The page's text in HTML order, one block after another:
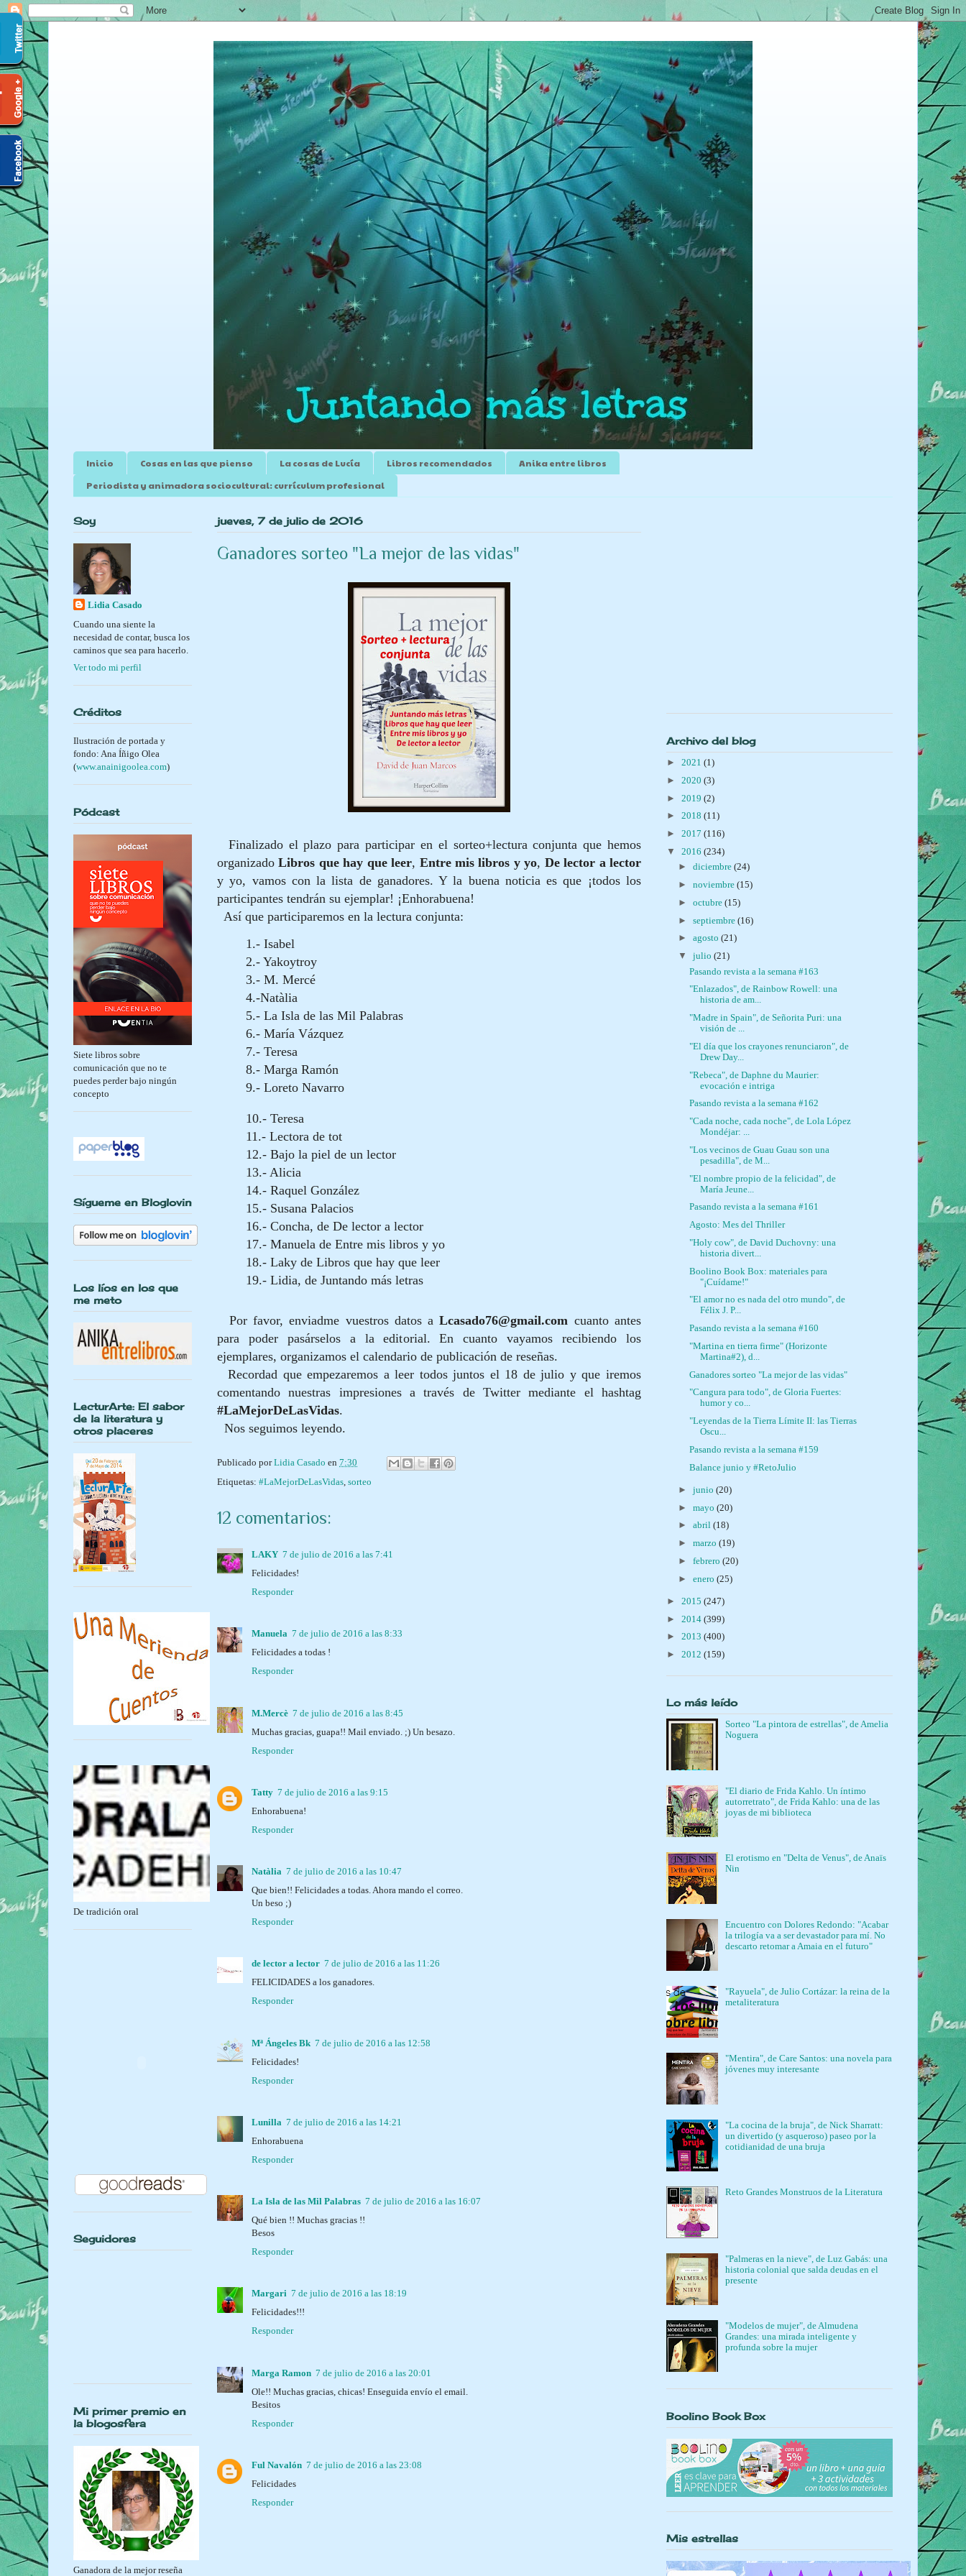
Inicio Cosas en las que pienso La cosas de Lucía Libros recomendados
Anika entre libros
Periodista y animadora sociocultural: currículum profesional
jueves, 7 de julio de 2016
Ganadores sorteo "La mejor de las vidas"
Finalizado el plazo para participar en el sorteo+lectura conjunta que hemos
organizadoLibros que hay que leer, Entre mis libros y yo, De lector a lector
y yo, vamos con la lista de ganadores. Y la buena noticia es que ¡todos los
participantes tendrán su ejemplar! ¡Enhorabuena!
Así que participaremos en la lectura conjunta:
1.- Isabel
2.- Yakoytroy
3.- M. Mercé
4.-Natàlia
5.- La Isla de las Mil Palabras
6.- María Vázquez
7.- Teresa
8.- Marga Ramón
9.- Loreto Navarro
10.- Teresa
11.- Lectora de tot
12.- Bajo la piel de un lector
13.- Alicia
14.- Raquel González
15.- Susana Palacios
16.- Concha, de De lector a lector
17.- Manuela de Entre mis libros y yo
18.- Laky de Libros que hay que leer
19.- Lidia, de Juntando más letras
Por favor, enviadme vuestros datos aLcasado76@gmail.com cuanto antes
para poder pasárselos a la editorial. En cuanto vayamos recibiendo los
ejemplares, organizamos el calendario de publicación de reseñas.
Recordad que empezaremos a leer todos juntos el 18 de julio y que iremos
comentando nuestras impresiones a través de Twitter mediante el hashtag
#LaMejorDeLasVidas.
Nos seguimos leyendo.
Publicado porLidia Casado en 7:30
Etiquetas: #LaMejorDeLasVidas, sorteo
12 comentarios:
LAKY 7 de julio de 2016 a las 7:41
Felicidades!
Responder
Manuela 7 de julio de 2016 a las 8:33
Felicidades a todas !
Responder
M.Mercè 7 de julio de 2016 a las 8:45
Muchas gracias, guapa!! Mail enviado. ;) Un besazo.
Responder
Tatty 7 de julio de 2016 a las 9:15
Enhorabuena!
Responder
Natàlia 7 de julio de 2016 a las 10:47
Que bien!! Felicidades a todas. Ahora mando el correo.
Un beso ;)
Responder
de lector a lector 7 de julio de 2016 a las 11:26
FELICIDADES a los ganadores.
Responder
Mª Ángeles Bk 7 de julio de 2016 a las 12:58
Felicidades!
Responder
Lunilla 7 de julio de 2016 a las 14:21
Enhorabuena
Responder
La Isla de las Mil Palabras 7 de julio de 2016 a las 16:07
Qué bien !! Muchas gracias !!
Besos
Responder
Margari 7 de julio de 2016 a las 18:19
Felicidades!!!
Responder
Marga Ramon 7 de julio de 2016 a las 20:01
Ole!! Muchas gracias, chicas! Enseguida envío el email.
Besitos
Responder
Ful Navalón 7 de julio de 2016 a las 23:08
Felicidades
Responder
Soy
Lidia Casado
Cuando una siente la
necesidad de contar, busca los
caminos que sea para hacerlo.
Ver todo mi perfil
Créditos
Ilustración de portada y
fondo: Ana Íñigo Olea
(www.anainigoolea.com)
Pódcast
Siete libros sobre
comunicación que no te
puedes perder bajo ningún
concepto
Sígueme en Bloglovin
Los líos en los que
me meto
LecturArte: El sabor
de la literatura y
otros placeres
De tradición oral
Seguidores
Mi primer premio en
la blogosfera
Ganadora de la mejor reseña
Archivo del blog
► 2021 (1)
► 2020 (3)
► 2019 (2)
► 2018 (11)
► 2017 (116)
▼ 2016 (234)
► diciembre (24)
► noviembre (15)
► octubre (15)
► septiembre (16)
► agosto (21)
▼ julio (21)
Pasando revista a la semana #163
"Enlazados", de Rainbow Rowell: una
historia de am...
"Madre in Spain", de Señorita Puri: una
visión de ...
"El día que los crayones renunciaron", de
Drew Day...
"Rebeca", de Daphne du Maurier:
evocación e intriga
Pasando revista a la semana #162
"Cada noche, cada noche", de Lola López
Mondéjar: ...
"Los vecinos de Guau Guau son una
pesadilla", de M...
"El nombre propio de la felicidad", de
María Jeune...
Pasando revista a la semana #161
Agosto: Mes del Thriller
"Holy cow", de David Duchovny: una
historia divert...
Boolino Book Box: materiales para
"¡Cuídame!"
"El amor no es nada del otro mundo", de
Félix J. P...
Pasando revista a la semana #160
"Martina en tierra firme" (Horizonte
Martina#2), d...
Ganadores sorteo "La mejor de las vidas"
"Cangura para todo", de Gloria Fuertes:
humor y co...
"Leyendas de la Tierra Límite II: las Tierras
Oscu...
Pasando revista a la semana #159
Balance junio y #RetoJulio
► junio (20)
► mayo (20)
► abril (18)
► marzo (19)
► febrero (20)
► enero (25)
► 2015 (247)
► 2014 (399)
► 2013 (400)
► 2012 (159)
Lo más leído
Sorteo "La pintora de estrellas", de Amelia
Noguera
"El diario de Frida Kahlo. Un íntimo
autorretrato", de Frida Kahlo: una de las
joyas de mi biblioteca
El erotismo en "Delta de Venus", de Anaïs
Nin
Encuentro con Dolores Redondo: "Acabar
la trilogía va a ser devastador para mí. No
descarto retomar a Amaia en el futuro"
"Rayuela", de Julio Cortázar: la reina de la
metaliteratura
"Mentira", de Care Santos: una novela para
jóvenes muy interesante
"La cocina de la bruja", de Nick Sharratt:
un divertido (y asqueroso) paseo por la
cotidianidad de una bruja
Reto Grandes Monstruos de la Literatura
"Palmeras en la nieve", de Luz Gabás: una
historia colonial que salda deudas en el
presente
"Modelos de mujer", de Almudena
Grandes: una mirada inteligente y
profunda sobre la mujer
Boolino Book Box
Mis estrellas